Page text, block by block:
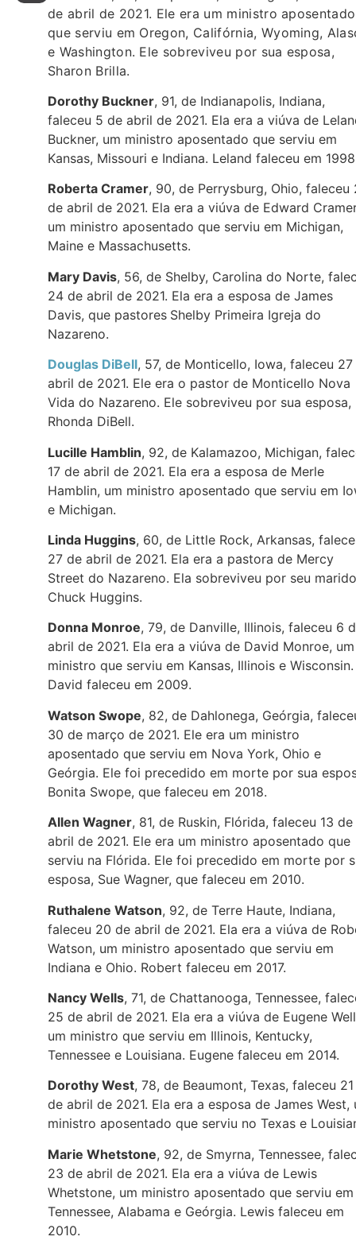
de abril de 2021. Ele era um ministro aposentado
que serviu em Oregon, Califórnia, Wyoming,
e Washington. Ele sobreviveu por sua esposa,
Sharon Brilla.
Dorothy Buckner, 91, de Indianapolis, Indiana,
faleceu 5 de abril de 2021. Ela era a viúva de
Buckner, um ministro aposentado que serviu em
Kansas, Missouri e Indiana. Leland faleceu em
Roberta Cramer, 90, de Perrysburg, Ohio, faleceu
de abril de 2021. Ela era a viúva de Edward
um ministro aposentado que serviu em Michigan,
Maine e Massachusetts.
Mary Davis, 56, de Shelby, Carolina do Norte,
24 de abril de 2021. Ela era a esposa de James
Davis, que pastores Shelby Primeira Igreja do
Nazareno.
Douglas DiBell, 57, de Monticello, Iowa, faleceu
abril de 2021. Ele era o pastor de Monticello Nova
Vida do Nazareno. Ele sobreviveu por sua esposa,
Rhonda DiBell.
Lucille Hamblin, 92, de Kalamazoo, Michigan,
17 de abril de 2021. Ela era a esposa de Merle
Hamblin, um ministro aposentado que serviu em
e Michigan.
Linda Huggins, 60, de Little Rock, Arkansas,
27 de abril de 2021. Ela era a pastora de Mercy
Street do Nazareno. Ela sobreviveu por seu
Chuck Huggins.
Donna Monroe, 79, de Danville, Illinois, faleceu 6
abril de 2021. Ela era a viúva de David Monroe, um
ministro que serviu em Kansas, Illinois e Wisconsin.
David faleceu em 2009.
Watson Swope, 82, de Dahlonega, Geórgia,
30 de março de 2021. Ele era um ministro
aposentado que serviu em Nova York, Ohio e
Geórgia. Ele foi precedido em morte por sua
Bonita Swope, que faleceu em 2018.
Allen Wagner, 81, de Ruskin, Flórida, faleceu 13 de
abril de 2021. Ele era um ministro aposentado que
serviu na Flórida. Ele foi precedido em morte por
esposa, Sue Wagner, que faleceu em 2010.
Ruthalene Watson, 92, de Terre Haute, Indiana,
faleceu 20 de abril de 2021. Ela era a viúva de
Watson, um ministro aposentado que serviu em
Indiana e Ohio. Robert faleceu em 2017.
Nancy Wells, 71, de Chattanooga, Tennessee,
25 de abril de 2021. Ela era a viúva de Eugene
um ministro que serviu em Illinois, Kentucky,
Tennessee e Louisiana. Eugene faleceu em 2014.
Dorothy West, 78, de Beaumont, Texas, faleceu 21
de abril de 2021. Ela era a esposa de James West,
ministro aposentado que serviu no Texas e
Marie Whetstone, 92, de Smyrna, Tennessee,
23 de abril de 2021. Ela era a viúva de Lewis
Whetstone, um ministro aposentado que serviu em
Tennessee, Alabama e Geórgia. Lewis faleceu em
2010.